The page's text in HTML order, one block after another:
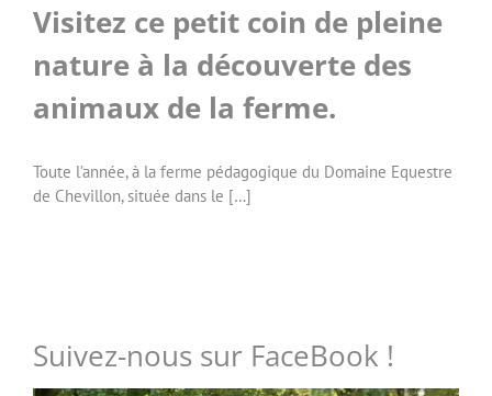
Visitez ce petit coin de pleine
nature à la découverte des
animaux de la ferme.
Toute l’année, à la ferme pédagogique du Domaine Equestre
de Chevillon, située dans le […]
Suivez-nous sur FaceBook !